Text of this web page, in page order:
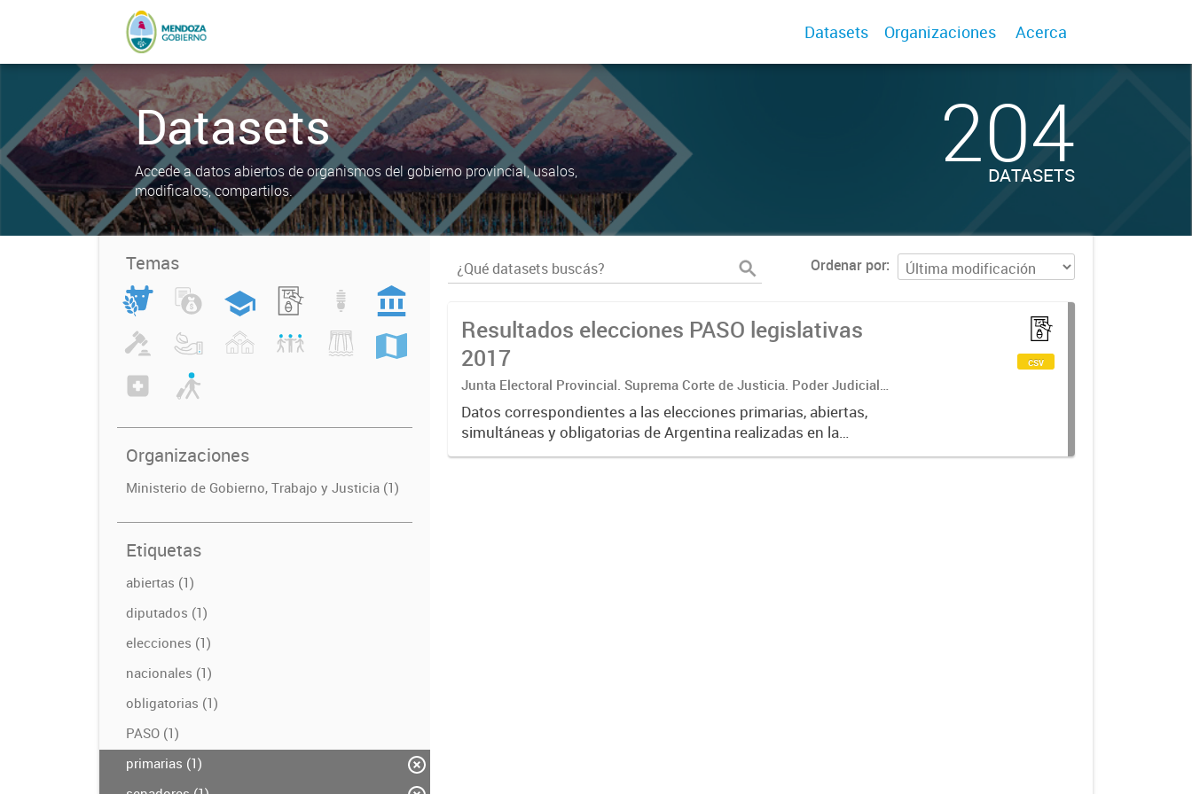
Datasets Organizaciones Acerca
Datasets
Accede a datos abiertos de organismos del gobierno provincial, usalos,
modificalos, compartilos.
204
DATASETS
Temas
Organizaciones
Ministerio de Gobierno, Trabajo y Justicia (1)
Etiquetas
abiertas (1)
diputados (1)
elecciones (1)
nacionales (1)
obligatorias (1)
PASO (1)
primarias (1)
Ordenar por
Resultados elecciones PASO legislativas
2017
Junta Electoral Provincial. Suprema Corte de Justicia. Poder Judicial
Mendoza.
Datos correspondientes a las elecciones primarias, abiertas,
simultáneas y obligatorias de Argentina realizadas en la
Provincia de Mendoza el 13 de agosto de 2017 donde cada
csv